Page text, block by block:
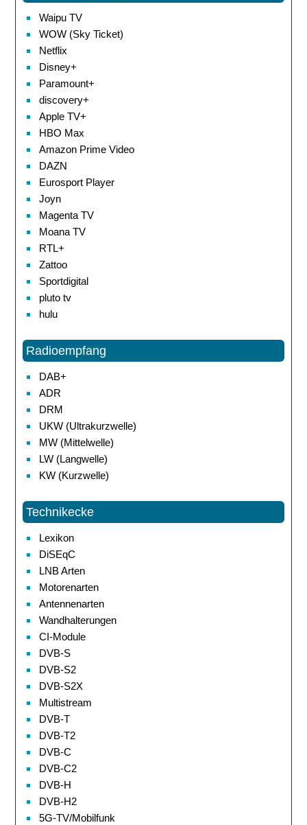
Waipu TV
WOW (Sky Ticket)
Netflix
Disney+
Paramount+
discovery+
Apple TV+
HBO Max
Amazon Prime Video
DAZN
Eurosport Player
Joyn
Magenta TV
Moana TV
RTL+
Zattoo
Sportdigital
pluto tv
hulu
Radioempfang
DAB+
ADR
DRM
UKW (Ultrakurzwelle)
MW (Mittelwelle)
LW (Langwelle)
KW (Kurzwelle)
Technikecke
Lexikon
DiSEqC
LNB Arten
Motorenarten
Antennenarten
Wandhalterungen
CI-Module
DVB-S
DVB-S2
DVB-S2X
Multistream
DVB-T
DVB-T2
DVB-C
DVB-C2
DVB-H
DVB-H2
5G-TV/Mobilfunk